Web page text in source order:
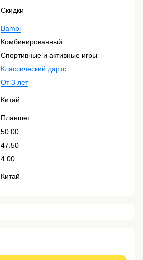
Скидки
Bambi
Комбинированный
Спортивные и активные игры
Классический дартс
От 3 лет
Китай
Планшет
50.00
47.50
4.00
Китай